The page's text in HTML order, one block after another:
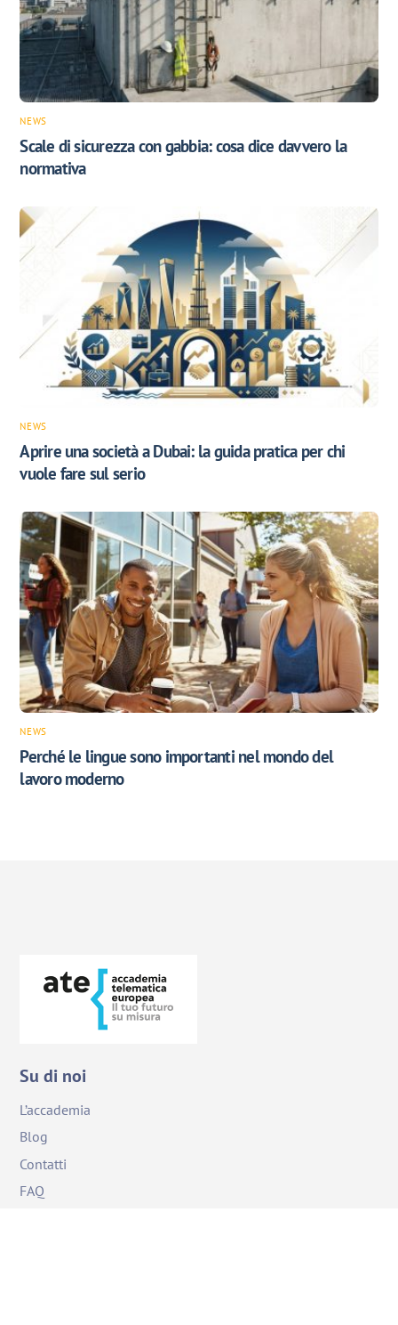
NEWS
Scale di sicurezza con gabbia: cosa dice davvero la
normativa
NEWS
Aprire una società a Dubai: la guida pratica per chi
vuole fare sul serio
NEWS
Perché le lingue sono importanti nel mondo del
lavoro moderno
Su di noi
L’accademia
Blog
Contatti
FAQ